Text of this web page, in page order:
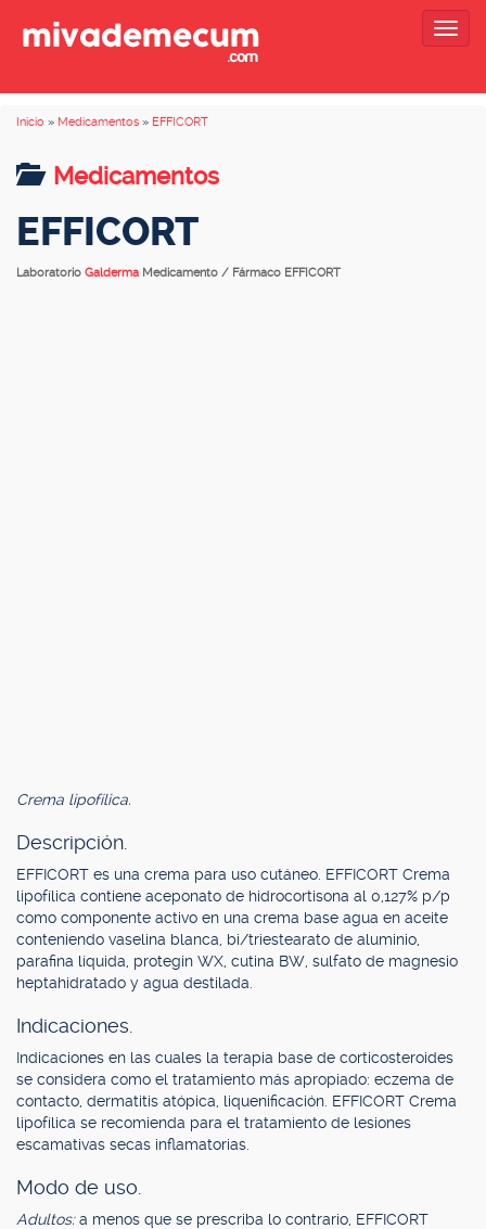
Inicio » Medicamentos » EFFICORT
Medicamentos
EFFICORT
Laboratorio Galderma Medicamento / Fármaco EFFICORT
Crema lipofílica.
Descripción.
EFFICORT es una crema para uso cutáneo. EFFICORT Crema
lipofílica contiene aceponato de hidrocortisona al 0,127% p/p
como componente activo en una crema base agua en aceite
conteniendo vaselina blanca, bi/triestearato de aluminio,
parafina líquida, protegin WX, cutina BW, sulfato de magnesio
heptahidratado y agua destilada.
Indicaciones.
Indicaciones en las cuales la terapia base de corticosteroides
se considera como el tratamiento más apropiado: eczema de
contacto, dermatitis atópica, liquenificación. EFFICORT Crema
lipofílica se recomienda para el tratamiento de lesiones
escamativas secas inflamatorias.
Modo de uso.
Adultos:a menos que se prescriba lo contrario, EFFICORT